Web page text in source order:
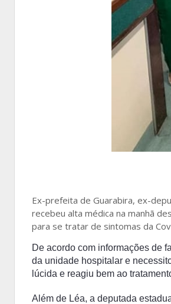
Ex-prefeita de Guarabira, ex-
recebeu alta médica na manhã
para se tratar de sintomas da
De acordo com informações de
da unidade hospitalar e
lúcida e reagiu bem ao
Além de Léa, a deputada